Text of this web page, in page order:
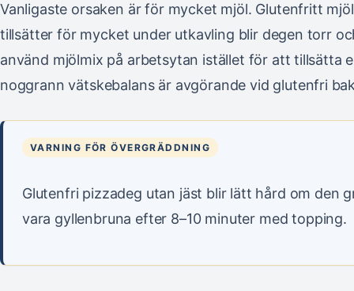
Vanligaste orsaken är för mycket mjöl. Glutenfritt
tillsätter för mycket under utkavling blir degen torr
använd mjölmix på arbetsytan istället för att tillsätta
noggrann vätskebalans är avgörande vid glutenfri
VARNING FÖR ÖVERGRÄDDNING
Glutenfri pizzadeg utan jäst blir lätt hård om den
vara gyllenbruna efter 8–10 minuter med topping.